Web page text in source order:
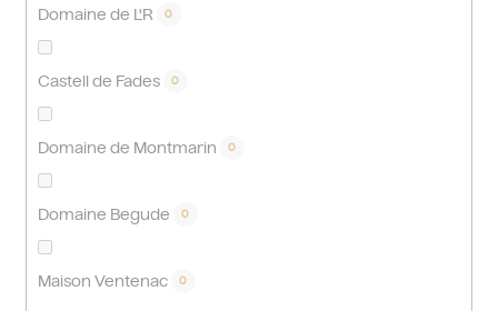
Domaine de L'R 0
Castell de Fades 0
Domaine de Montmarin 0
Domaine Begude 0
Maison Ventenac 0